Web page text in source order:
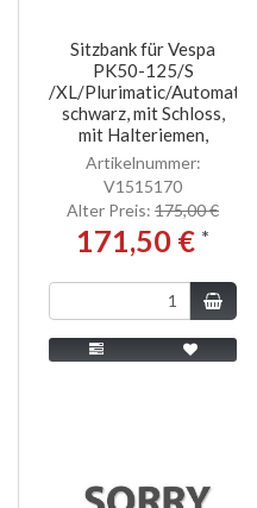
Sitzbank für Vespa
PK50-125/S
/XL/Plurimatic/Automatica,
schwarz, mit Schloss,
mit Halteriemen,
Artikelnummer:
V1515170
Alter Preis: 175,00 €
171,50 € *